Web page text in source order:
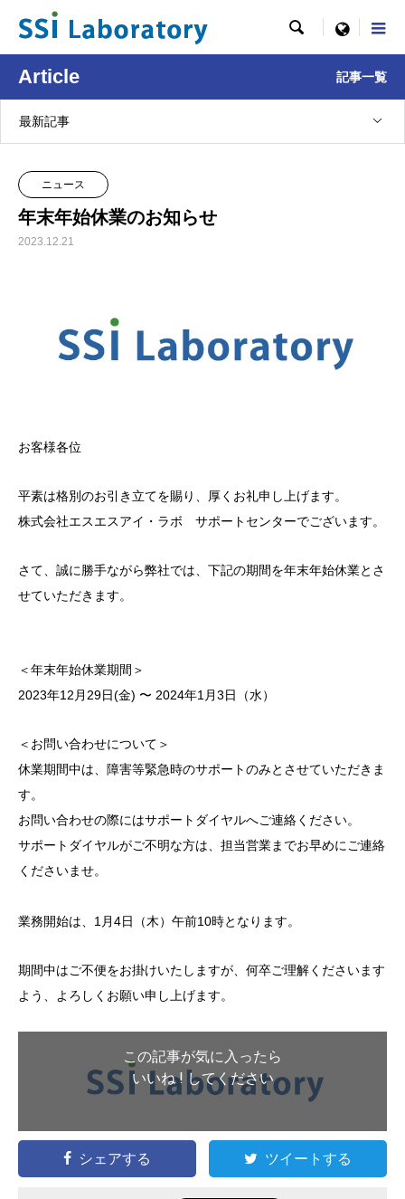
 menu
Article 記事一覧
最新記事
ニュース
年末年始休業のお知らせ
2023.12.21
お客様各位
平素は格別のお引き立てを賜り、厚くお礼申し上げます。
株式会社エスエスアイ・ラボ サポートセンターでございます。
さて、誠に勝手ながら弊社では、下記の期間を年末年始休業とさ
せていただきます。
＜年末年始休業期間＞
2023年12月29日(金) 〜 2024年1月3日（水）
＜お問い合わせについて＞
休業期間中は、障害等緊急時のサポートのみとさせていただきま
す。
お問い合わせの際にはサポートダイヤルへご連絡ください。
サポートダイヤルがご不明な方は、担当営業までお早めにご連絡
くださいませ。
業務開始は、1月4日（木）午前10時となります。
期間中はご不便をお掛けいたしますが、何卒ご理解くださいます
よう、よろしくお願い申し上げます。
この記事が気に入ったら
いいね ! してください
シェアする ツイートする